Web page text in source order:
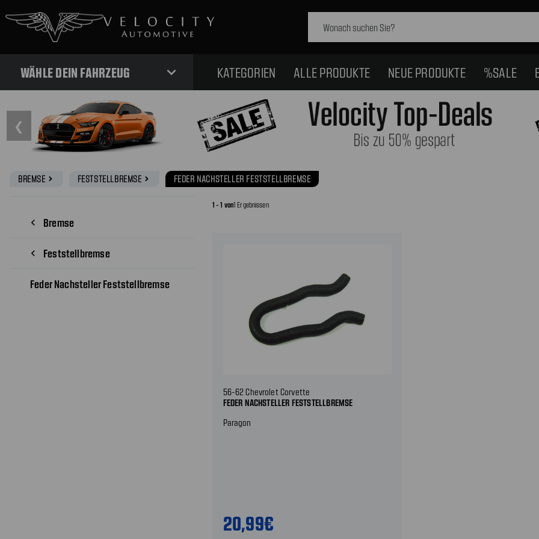
WÄHLE DEIN FAHRZEUG expand_more KATEGORIEN ALLE PRODUKTE NEUE PRODUKTE %SALE
❮
BREMSE navigate_next FESTSTELLBREMSE navigate_next FEDER NACHSTELLER FESTSTELLBREMSE
navigate_before Bremse
navigate_before Feststellbremse
Feder Nachsteller Feststellbremse
1 - 1 von1 Ergebnissen
56-62 Chevrolet Corvette
FEDER NACHSTELLER FESTSTELLBREMSE
Paragon
20,99€